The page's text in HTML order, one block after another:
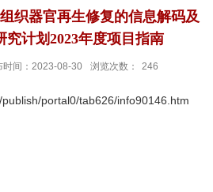
织器官再生修复的信息解码及
究计划2023年度项目指南
时间：2023-08-30 浏览次数： 246
portal0/tab626/info90146.htm